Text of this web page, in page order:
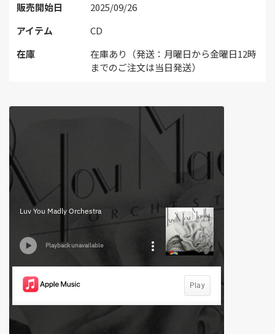
販売開始日
2025/09/26
アイテム
CD
在庫
在庫あり（発送：月曜日から金曜日12時
までのご注文は当日発送）